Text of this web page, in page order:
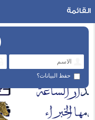
حفظ البيانات؟
القائمة